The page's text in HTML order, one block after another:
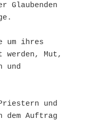
Glaubenden
um ihres
werden, Mut,
und
und
dem Auftrag